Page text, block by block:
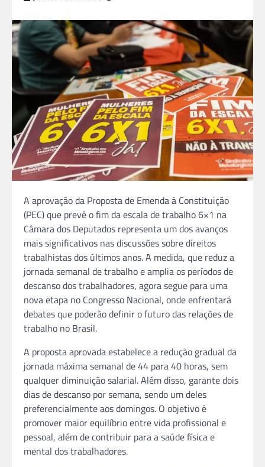
A aprovação da Proposta de Emenda à Constituição
(PEC) que prevê o fim da escala de trabalho 6×1 na
Câmara dos Deputados representa um dos avanços
mais significativos nas discussões sobre direitos
trabalhistas dos últimos anos. A medida, que reduz a
jornada semanal de trabalho e amplia os períodos de
descanso dos trabalhadores, agora segue para uma
nova etapa no Congresso Nacional, onde enfrentará
debates que poderão definir o futuro das relações de
trabalho no Brasil.
A proposta aprovada estabelece a redução gradual da
jornada máxima semanal de 44 para 40 horas, sem
qualquer diminuição salarial. Além disso, garante dois
dias de descanso por semana, sendo um deles
preferencialmente aos domingos. O objetivo é
promover maior equilíbrio entre vida profissional e
pessoal, além de contribuir para a saúde física e
mental dos trabalhadores.